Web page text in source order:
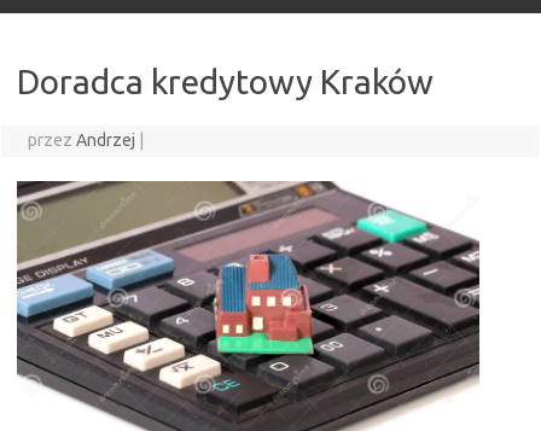
Doradca kredytowy Kraków
przez Andrzej